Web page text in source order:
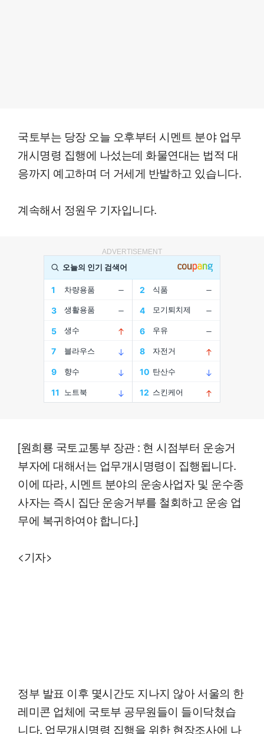
국토부는 당장 오늘 오후부터 시멘트 분야 업무
개시명령 집행에 나섰는데 화물연대는 법적 대
응까지 예고하며 더 거세게 반발하고 있습니다.
계속해서 정원우 기자입니다.
ADVERTISEMENT
[원희룡 국토교통부 장관 : 현 시점부터 운송거
부자에 대해서는 업무개시명령이 집행됩니다.
이에 따라, 시멘트 분야의 운송사업자 및 운수종
사자는 즉시 집단 운송거부를 철회하고 운송 업
무에 복귀하여야 합니다.]
<기자>
정부 발표 이후 몇시간도 지나지 않아 서울의 한
레미콘 업체에 국토부 공무원들이 들이닥쳤습
니다. 업무개시명령 집행을 위한 현장조사에 나